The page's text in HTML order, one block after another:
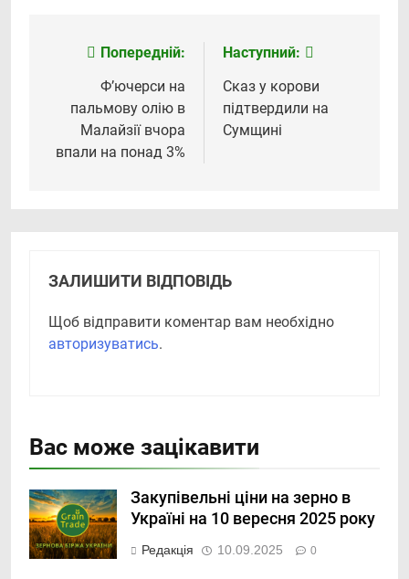
Навігація
записів
Попередній:
Ф’ючерси на
пальмову олію в
Малайзії вчора
впали на понад 3%
Наступний:
Сказ у корови
підтвердили на
Сумщині
ЗАЛИШИТИ ВІДПОВІДЬ
Щоб відправити коментар вам необхідно
авторизуватись.
Вас може зацікавити
Закупівельні ціни на зерно в
Україні на 10 вересня 2025 року
Редакція 10.09.2025 0